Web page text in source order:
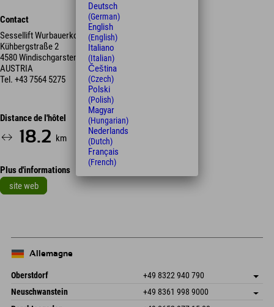
Contact
Sessellift Wurbauerkogel
Kühbergstraße 2
4580 Windischgarsten
AUSTRIA
Tel. +43 7564 5275
Distance de l'hôtel
18.2 km 23
Plus d'informations
site web
Allemagne
Oberstdorf +49 8322 940 790
An der Breitach 3
Enregistrer l'adresse
Neuschwanstein +49 8361 998 9000
Deutsch
(German)
English
(English)
Italiano
(Italian)
Čeština
(Czech)
Polski
(Polish)
Magyar
(Hungarian)
Nederlands
(Dutch)
Français
(French)